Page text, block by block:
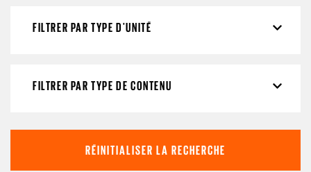
FILTRER PAR TYPE D'UNITÉ
FILTRER PAR TYPE DE CONTENU
RÉINITIALISER LA RECHERCHE